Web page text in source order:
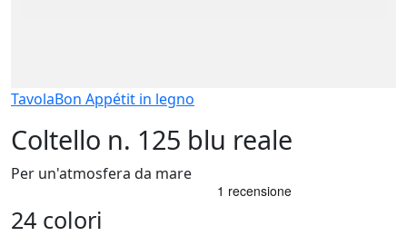
TavolaBon Appétit in legno
Coltello n. 125 blu reale
Per un'atmosfera da mare
24 colori